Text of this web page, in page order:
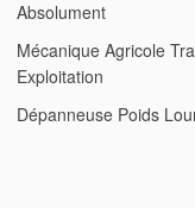
Absolument
Mécanique Agricole
Exploitation
Dépanneuse Poids